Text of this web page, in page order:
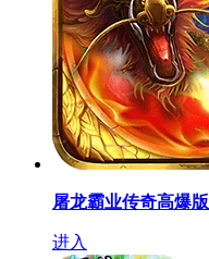
屠龙霸业传奇高爆版
进入